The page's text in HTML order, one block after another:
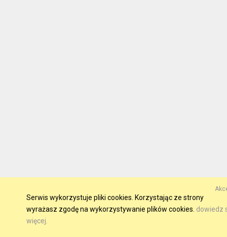
Serwis wykorzystuje pliki cookies. Korzystając ze strony
wyrażasz zgodę na wykorzystywanie plików cookies. dowiedz
więcej.